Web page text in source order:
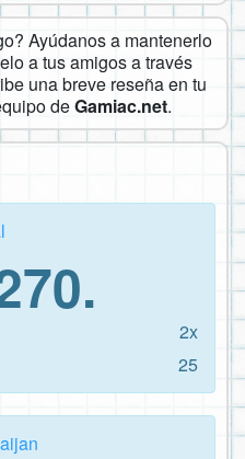
Ayúdanos a mantenerlo
a tus amigos a través
una breve reseña en tu
deGamiac.net.
2x
25